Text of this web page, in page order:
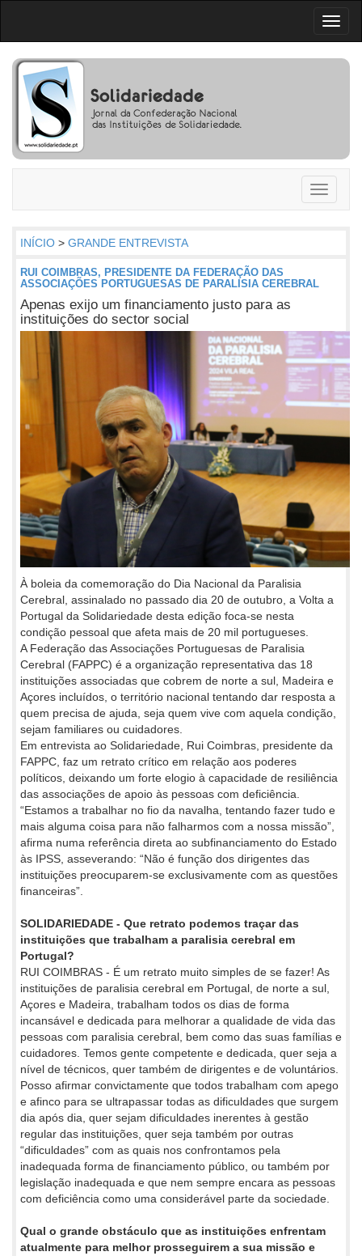
Toggle
INÍCIO > GRANDE ENTREVISTA
RUI COIMBRAS, PRESIDENTE DA FEDERAÇÃO DAS
ASSOCIAÇÕES PORTUGUESAS DE PARALISIA CEREBRAL
Apenas exijo um financiamento justo para as
instituições do sector social
À boleia da comemoração do Dia Nacional da Paralisia
Cerebral, assinalado no passado dia 20 de outubro, a Volta a
Portugal da Solidariedade desta edição foca-se nesta
condição pessoal que afeta mais de 20 mil portugueses.
A Federação das Associações Portuguesas de Paralisia
Cerebral (FAPPC) é a organização representativa das 18
instituições associadas que cobrem de norte a sul, Madeira e
Açores incluídos, o território nacional tentando dar resposta a
quem precisa de ajuda, seja quem vive com aquela condição,
sejam familiares ou cuidadores.
Em entrevista ao Solidariedade, Rui Coimbras, presidente da
FAPPC, faz um retrato crítico em relação aos poderes
políticos, deixando um forte elogio à capacidade de resiliência
das associações de apoio às pessoas com deficiência.
“Estamos a trabalhar no fio da navalha, tentando fazer tudo e
mais alguma coisa para não falharmos com a nossa missão”,
afirma numa referência direta ao subfinanciamento do Estado
às IPSS, asseverando: “Não é função dos dirigentes das
instituições preocuparem-se exclusivamente com as questões
financeiras”.
SOLIDARIEDADE - Que retrato podemos traçar das
instituições que trabalham a paralisia cerebral em
Portugal?
RUI COIMBRAS - É um retrato muito simples de se fazer! As
instituições de paralisia cerebral em Portugal, de norte a sul,
Açores e Madeira, trabalham todos os dias de forma
incansável e dedicada para melhorar a qualidade de vida das
pessoas com paralisia cerebral, bem como das suas famílias e
cuidadores. Temos gente competente e dedicada, quer seja a
nível de técnicos, quer também de dirigentes e de voluntários.
Posso afirmar convictamente que todos trabalham com apego
e afinco para se ultrapassar todas as dificuldades que surgem
dia após dia, quer sejam dificuldades inerentes à gestão
regular das instituições, quer seja também por outras
“dificuldades” com as quais nos confrontamos pela
inadequada forma de financiamento público, ou também por
legislação inadequada e que nem sempre encara as pessoas
com deficiência como uma considerável parte da sociedade.
Qual o grande obstáculo que as instituições enfrentam
atualmente para melhor prosseguirem a sua missão e